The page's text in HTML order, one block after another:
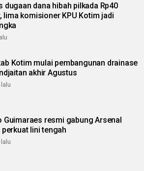
dugaan dana hibah pilkada Rp40
lima komisioner KPU Kotim jadi
Kotim mulai pembangunan drainase
akhir Agustus
Guimaraes resmi gabung Arsenal
perkuat lini tengah